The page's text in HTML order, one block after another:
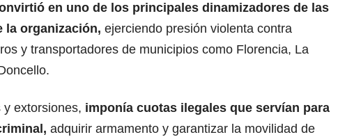
en uno de los principales dinamizadores de las
la organización, ejerciendo presión violenta contra
y transportadores de municipios como Florencia, La
y extorsiones, imponía cuotas ilegales que servían para
adquirir armamento y garantizar la movilidad de